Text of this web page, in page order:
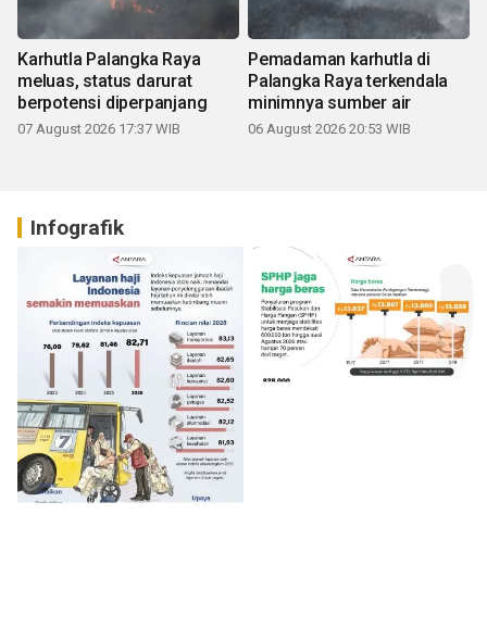
Karhutla Palangka Raya
meluas, status darurat
berpotensi diperpanjang
07 August 2026 17:37 WIB
Pemadaman karhutla di
Palangka Raya terkendala
minimnya sumber air
06 August 2026 20:53 WIB
Infografik